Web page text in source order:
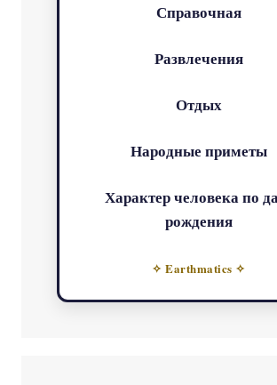
Справочная
Развлечения
Отдых
Народные приметы
Характер человека по
рождения
✧ Earthmatics ✧